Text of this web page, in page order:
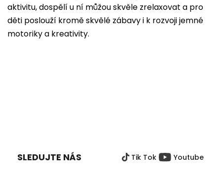
aktivitu, dospělí u ní můžou skvěle zrelaxovat a pro
děti poslouží kromě skvělé zábavy i k rozvoji jemné
motoriky a kreativity.
SLEDUJTE NÁS Tik Tok Youtube